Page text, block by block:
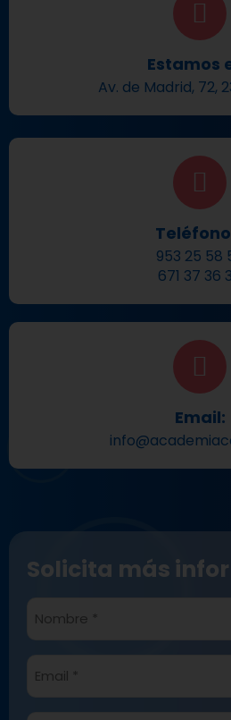
Estamos
Av. de Madrid, 72,
953 25 58
671 37 36
Email:
Solicita más
Nombre
Email